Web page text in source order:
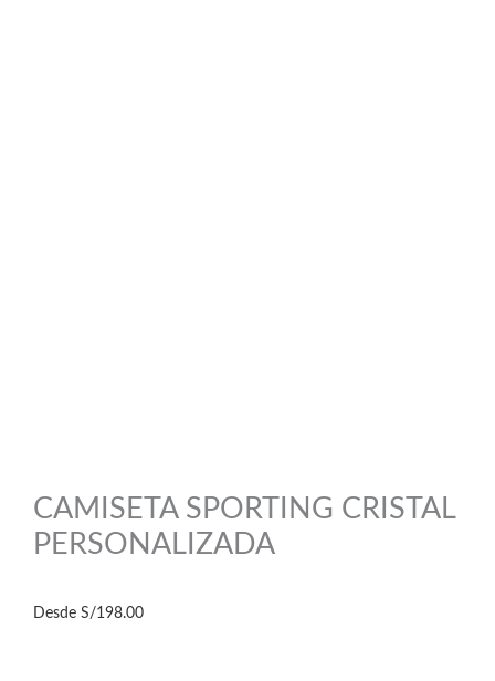
CAMISETA SPORTING CRISTAL
PERSONALIZADA
Desde S/198.00